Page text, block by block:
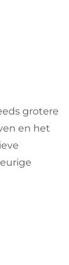
grotere
en het